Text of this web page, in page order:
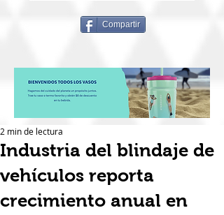
Compartir
Industria del blindaje de
vehículos reporta
crecimiento anual en
2 min de lectura